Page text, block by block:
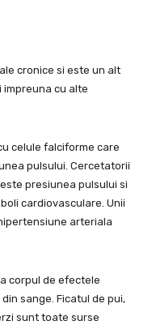
cronice si este un alt
impreuna cu alte
celule falciforme care
pulsului. Cercetatorii
presiunea pulsului si
cardiovasculare. Unii
arteriala
corpul de efectele
sange. Ficatul de pui,
sunt toate surse